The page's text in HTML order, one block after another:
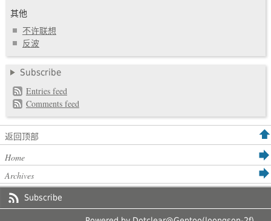
其他
不许联想
反波
Subscribe
Entries feed
Comments feed
返回顶部
Home
Archives
Subscribe